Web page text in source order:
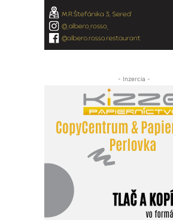
- Inzercia -